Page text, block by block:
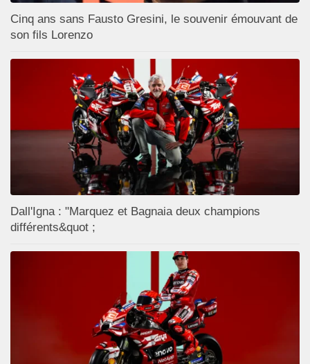
Cinq ans sans Fausto Gresini, le souvenir émouvant de
son fils Lorenzo
Dall'Igna : "Marquez et Bagnaia deux champions
différents&quot ;